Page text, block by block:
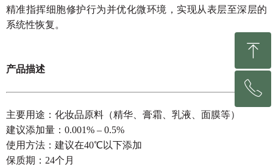
精准指挥细胞修护行为并优化微环境，实现从表层至深层的
系统性恢复。
产品描述
主要用途：化妆品原料（精华、膏霜、乳液、面膜等）
建议添加量：0.001% – 0.5%
使用方法：建议在40℃以下添加
保质期：24个月
ꁸ
回到顶部
ꂅ